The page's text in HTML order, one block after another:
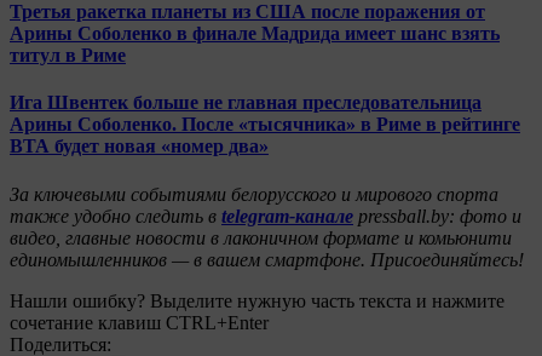
Третья ракетка планеты из США после поражения от
Арины Соболенко в финале Мадрида имеет шанс взять
титул в Риме
Ига Швентек больше не главная преследовательница
Арины Соболенко. После «тысячника» в Риме в рейтинге
ВТА будет новая «номер два»
За ключевыми событиями белорусского и мирового спорта
также удобно следить в telegram-канале pressball.by: фото и
видео, главные новости в лаконичном формате и комьюнити
единомышленников — в вашем смартфоне. Присоединяйтесь!
Нашли ошибку? Выделите нужную часть текста и нажмите
сочетание клавиш CTRL+Enter
Поделиться: